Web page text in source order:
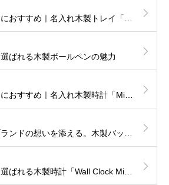
ばれる木製ボールペンの魅力